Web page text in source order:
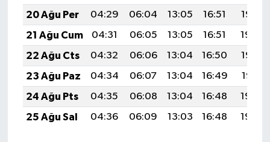
20 Ağu Per
04:29 06:04 13:05 16:51
19:56
21 Ağu Cum
04:31 06:05 13:05 16:51
19:54
22 Ağu Cts
04:32 06:06 13:04 16:50
19:53
23 Ağu Paz
04:34 06:07 13:04 16:49
19:51
24 Ağu Pts
04:35 06:08 13:04 16:48
19:50
25 Ağu Sal
04:36 06:09 13:03 16:48 19:48